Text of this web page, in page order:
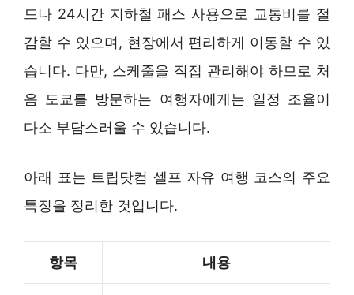
드나 24시간 지하철 패스 사용으로 교통비를 절
감할 수 있으며, 현장에서 편리하게 이동할 수 있
습니다. 다만, 스케줄을 직접 관리해야 하므로 처
음 도쿄를 방문하는 여행자에게는 일정 조율이
다소 부담스러울 수 있습니다.
아래 표는 트립닷컴 셀프 자유 여행 코스의 주요
특징을 정리한 것입니다.
항목 내용